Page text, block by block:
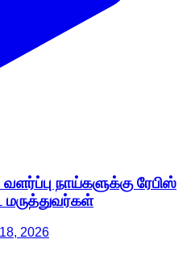
நாய்களுக்கு ரேபிஸ்
மருத்துவர்கள்
2026